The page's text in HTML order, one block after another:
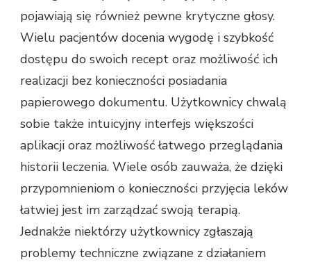
pojawiają się również pewne krytyczne głosy.
Wielu pacjentów docenia wygodę i szybkość
dostępu do swoich recept oraz możliwość ich
realizacji bez konieczności posiadania
papierowego dokumentu. Użytkownicy chwalą
sobie także intuicyjny interfejs większości
aplikacji oraz możliwość łatwego przeglądania
historii leczenia. Wiele osób zauważa, że dzięki
przypomnieniom o konieczności przyjęcia leków
łatwiej jest im zarządzać swoją terapią.
Jednakże niektórzy użytkownicy zgłaszają
problemy techniczne związane z działaniem